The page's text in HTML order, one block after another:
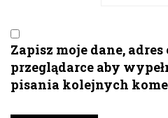
Zapisz moje dane,
przeglądarce aby
pisania kolejnych